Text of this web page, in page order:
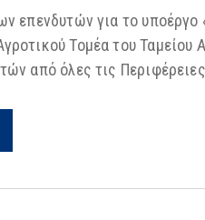
επενδυτών για το
Τομέα του
από όλες τις